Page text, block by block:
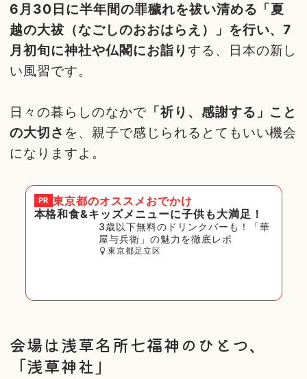
6月30日に半年間の罪穢れを祓い清める「夏
越の大祓（なごしのおおはらえ）」を行い、7
月初旬に神社や仏閣にお詣り する、日本の新し
い風習です。
日々の暮らしのなかで 「祈り、感謝する」こと
の大切さ を、親子で感じられるとてもいい機会
になりますよ。
PR 東京都のオススメおでかけ
本格和食&キッズメニューに子供も大満足！
3歳以下無料のドリンクバーも！「華
屋与兵衛」の魅力を徹底レポ
東京都足立区
会場は浅草名所七福神のひとつ、
「浅草神社」